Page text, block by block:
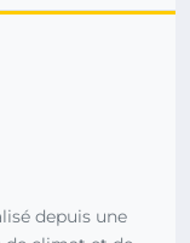
depuis une